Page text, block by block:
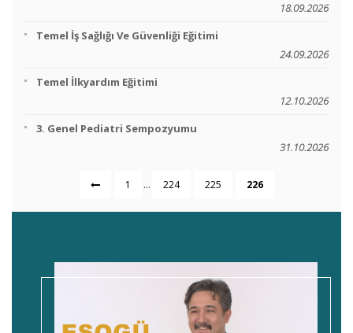
18.09.2026
Temel İş Sağlığı Ve Güvenliği Eğitimi
24.09.2026
Temel İlkyardım Eğitimi
12.10.2026
3. Genel Pediatri Sempozyumu
31.10.2026
1 ... 224 225 226